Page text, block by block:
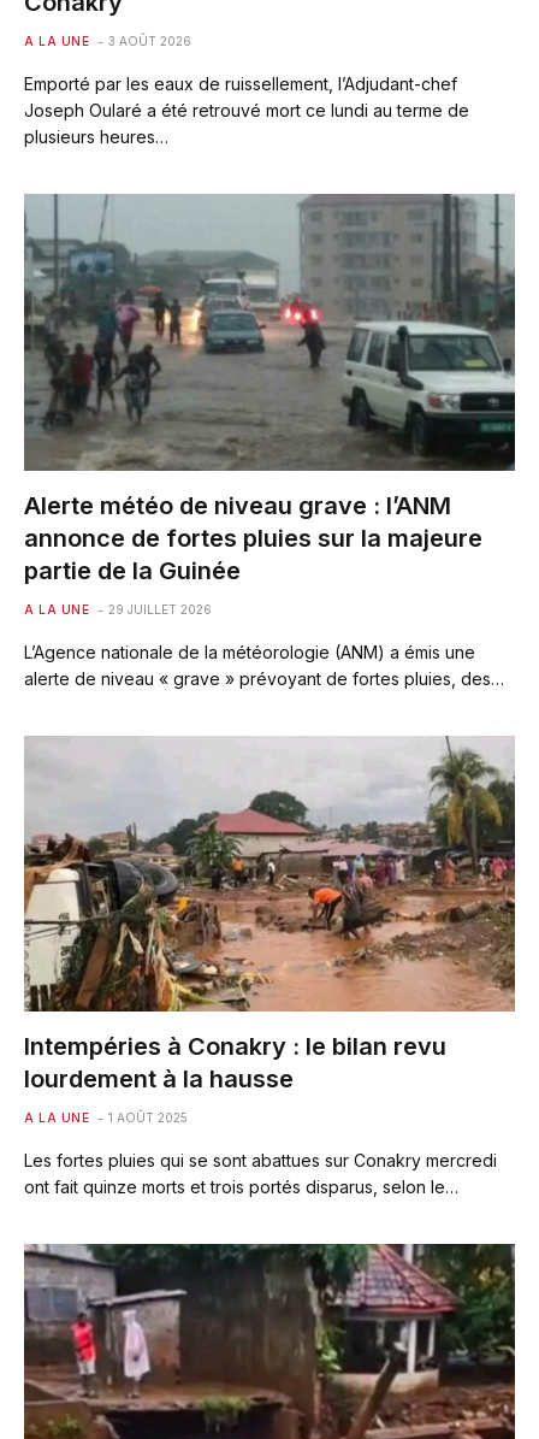
A LA UNE 3 AOÛT 2026
Emporté par les eaux de ruissellement, l’Adjudant-chef
Joseph Oularé a été retrouvé mort ce lundi au terme de
plusieurs heures…
Alerte météo de niveau grave : l’ANM
annonce de fortes pluies sur la majeure
partie de la Guinée
A LA UNE 29 JUILLET 2026
L’Agence nationale de la météorologie (ANM) a émis une
alerte de niveau « grave » prévoyant de fortes pluies, des…
Intempéries à Conakry : le bilan revu
lourdement à la hausse
A LA UNE 1 AOÛT 2025
Les fortes pluies qui se sont abattues sur Conakry mercredi
ont fait quinze morts et trois portés disparus, selon le…